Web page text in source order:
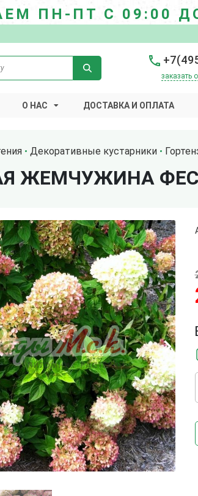
ПН-ПТ С 09:00
заказать
О НАС ДОСТАВКА И ОПЛАТА
Декоративные кустарники
ЖЕМЧУЖИНА